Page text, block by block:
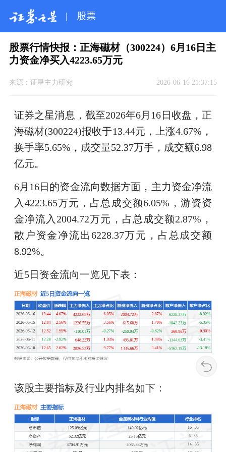
| 股票
股票行情快报：正海磁材（300224）6月16日主
力资金净买入4223.65万元
来源： 证星主力研究 2026-06-16 21:37:15
证券之星消息，截至2026年6月16日收盘，正
海磁材(300224)报收于13.44元，上涨4.67%，
换手率5.65%，成交量52.37万手，成交额6.98
亿元。
6月16日的资金流向数据方面，主力资金净流
入4223.65万元，占总成交额6.05%，游资资
金净流入2004.72万元，占总成交额2.87%，
散户资金净流出6228.37万元，占总成交额
8.92%。
近5日资金流向一览见下表：
该股主要指标及行业内排名如下：